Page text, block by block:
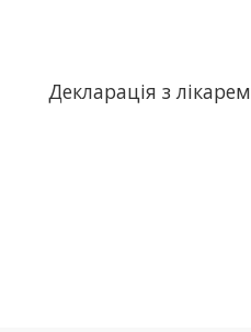
Декларація з лікарем